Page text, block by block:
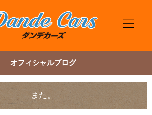
オフィシャルブログ
また。